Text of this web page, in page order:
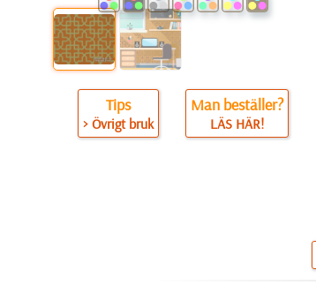
Tips
> Övrigt bruk
Man beställer?
LÄS HÄR!